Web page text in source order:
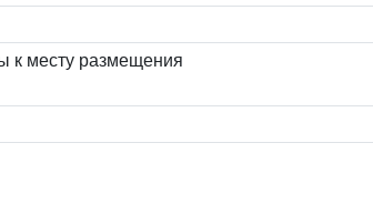
к месту размещения